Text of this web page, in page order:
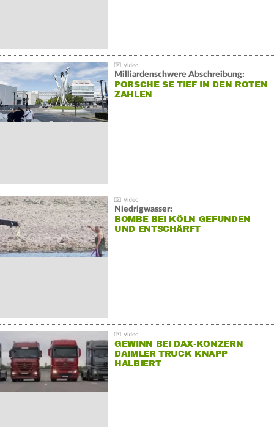
Milliardenschwere Abschreibung:
PORSCHE SE TIEF IN DEN ROTEN
ZAHLEN
Niedrigwasser:
BOMBE BEI KÖLN GEFUNDEN
UND ENTSCHÄRFT
GEWINN BEI DAX-KONZERN
DAIMLER TRUCK KNAPP
HALBIERT